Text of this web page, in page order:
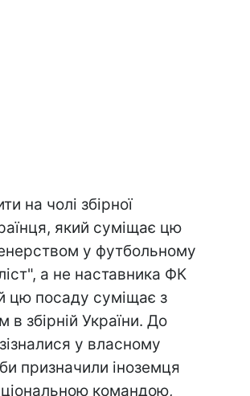
на чолі збірної
який суміщає цю
у футбольному
а не наставника ФК
цю посаду суміщає з
в збірній України. До
у власному
призначили іноземця
командою,